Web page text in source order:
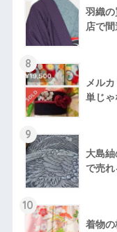
羽織
店で間
8
メル
単じゃ
9
大島
で売れ
10
着物